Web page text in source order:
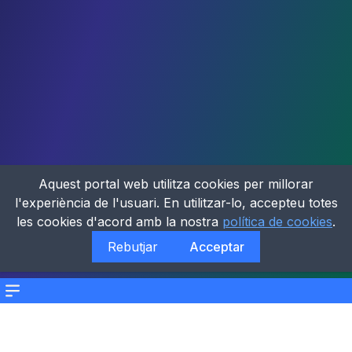
Menu
Aquest portal web utilitza cookies per millorar
l'experiència de l'usuari. En utilitzar-lo, accepteu totes
les cookies d'acord amb la nostra política de cookies.
Rebutjar
Acceptar